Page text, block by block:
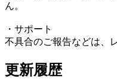
ん。
・サポート
不具合のご報告などは、
更新履歴